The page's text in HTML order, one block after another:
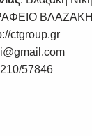
ΒΛΑΖΑΚΗ
ctgroup.gr
57846